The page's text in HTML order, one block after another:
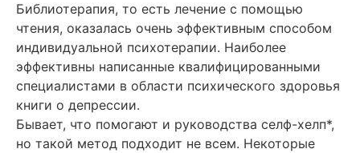
Библиотерапия, то есть лечение с помощью
чтения, оказалась очень эффективным способом
индивидуальной психотерапии. Наиболее
эффективны написанные квалифицированными
специалистами в области психического здоровья
книги о депрессии.
Бывает, что помогают и руководства селф-хелп*,
но такой метод подходит не всем. Некоторые